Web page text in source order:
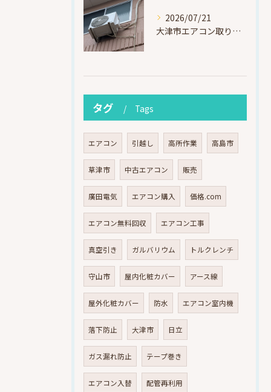
2026/07/21
大津市エアコン取り付け｜他社で断られたマンション3階の壁面アングル高所作業（ハイセンス HA-J22H-W・プレジーオビワコ）
タグ Tags
エアコン 引越し 高所作業 高島市
草津市 中古エアコン 販売
廣田電気 エアコン購入 価格.com
エアコン無料回収 エアコン工事
真空引き ガルバリウム トルクレンチ
守山市 屋内化粧カバー アース線
屋外化粧カバー 防水 エアコン室内機
落下防止 大津市 日立
ガス漏れ防止 テープ巻き
エアコン入替 配管再利用